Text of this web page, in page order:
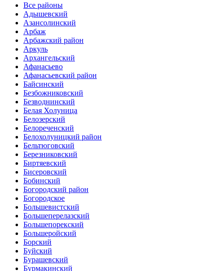
Все районы
Адышевский
Азансолинский
Арбаж
Арбажский район
Аркуль
Архангельский
Афанасьево
Афанасьевский район
Байсинский
Безбожниковский
Безводнинский
Белая Холуница
Белозерский
Белореченский
Белохолуницкий район
Бельтюговский
Березниковский
Биртяевский
Бисеровский
Бобинский
Богородский район
Богородское
Большевистский
Большеперелазский
Большепорекский
Большеройский
Борский
Буйский
Бурашевский
Бурмакинский